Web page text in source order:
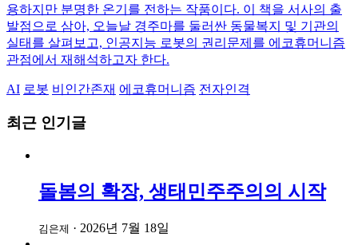
용하지만 분명한 온기를 전하는 작품이다. 이 책을 서사의 출
발점으로 삼아, 오늘날 경주마를 둘러싼 동물복지 및 기관의
실태를 살펴보고, 인공지능 로봇의 권리문제를 에코휴머니즘
관점에서 재해석하고자 한다.
AI 로봇 비인간존재 에코휴머니즘 전자인격
최근 인기글
돌봄의 확장, 생태민주주의의 시작
김은제 · 2026년 7월 18일